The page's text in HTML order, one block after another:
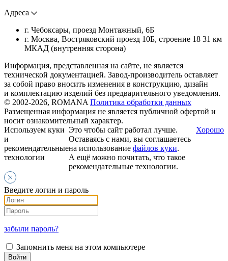
Адреса
г. Чебоксары, проезд Монтажный, 6Б
г. Москва, Востряковский проезд 10Б, строение 18 31 км
МКАД (внутренняя сторона)
Информация, представленная на сайте, не является
технической документацией. Завод-производитель оставляет
за собой право вносить изменения в конструкцию, дизайн
и комплектацию изделий без предварительного уведомления.
© 2002-2026, ROMANA Политика обработки данных
Размещенная информация не является публичной офертой и
носит ознакомительный характер.
Используем куки
и
рекомендательные
технологии
Это чтобы сайт работал лучше.
Оставаясь с нами, вы соглашаетесь
на использование файлов куки.
А ещё можно почитать, что такое
рекомендательные технологии.
Хорошо
Введите логин и пароль
забыли пароль?
Запомнить меня на этом компьютере